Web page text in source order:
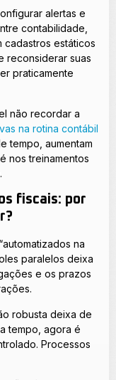
alertas e
contabilidade,
cadastros estáticos
reconsiderar suas
praticamente
não recordar a
na rotina contábil
tempo, aumentam
nos treinamentos
fiscais: por
na
paralelos deixa
e os prazos
robusta deixa de
tempo, agora é
Processos